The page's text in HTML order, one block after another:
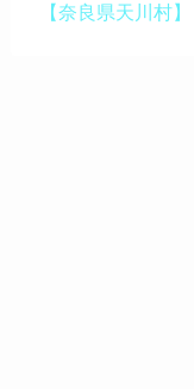
【奈良県天川村】